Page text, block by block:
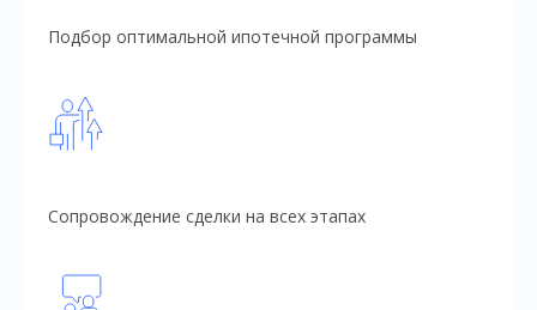
Подбор оптимальной ипотечной программы
Сопровождение сделки на всех этапах